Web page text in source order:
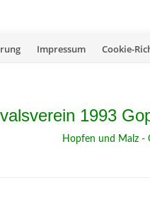
Impressum Cookie-
1993
Hopfen und Malz -